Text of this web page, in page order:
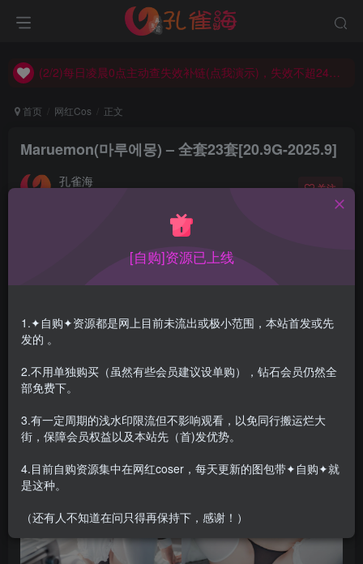
(2/2)每日凌晨0点主动查失效补链(点我演示)，失效不超24小时，
(2/2)每日凌晨0点主动查失效补链(点我演示)，失效不超24小时，
首页 网红Cos 正文
Maruemon(마루에몽) – 全套23套[20.9G-2025.9]
孔雀海 关注
Maruemon(마루에몽) ，有纹身的韩国Coser，短发，风格
实属泼辣，不过韩国妹子给你怕大多都是这感觉。
[自购]资源已上线
1.✦自购✦资源都是网上目前未流出或极小范围，本站首发或先
发的 。
2.不用单独购买（虽然有些会员建议设单购），钻石会员仍然全
部免费下。
3.有一定周期的浅水印限流但不影响观看，以免同行搬运烂大
街，保障会员权益以及本站先（首)发优势。
4.目前自购资源集中在网红coser，每天更新的图包带✦自购✦就
是这种。
（还有人不知道在问只得再保持下，感谢！）